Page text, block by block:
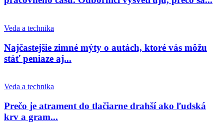
Veda a technika
Najčastejšie zimné mýty o autách, ktoré vás môžu
stáť peniaze aj...
Veda a technika
Prečo je atrament do tlačiarne drahší ako ľudská
krv a gram...